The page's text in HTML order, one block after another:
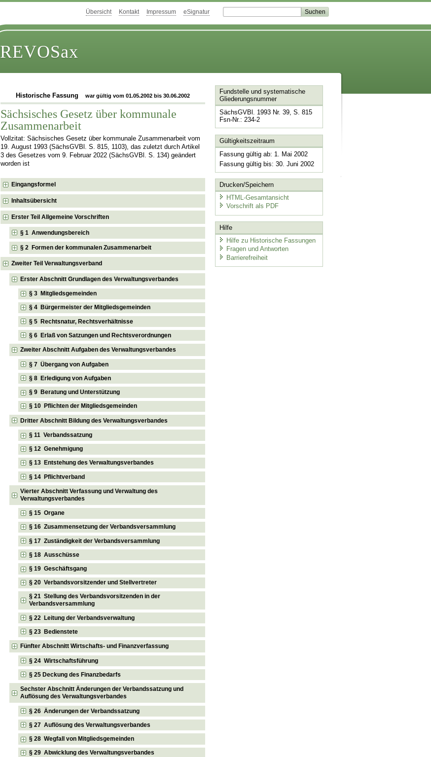
Übersicht Kontakt Impressum eSignatur
REVOSax
Historische Fassung war gültig vom 01.05.2002 bis 30.06.2002
Sächsisches Gesetz über kommunale
Zusammenarbeit
Vollzitat: Sächsisches Gesetz über kommunale Zusammenarbeit vom
19. August 1993 (SächsGVBl. S. 815, 1103), das zuletzt durch Artikel
3 des Gesetzes vom 9. Februar 2022 (SächsGVBl. S. 134) geändert
worden ist
Eingangsformel
Inhaltsübersicht
Erster Teil Allgemeine Vorschriften
§ 1 Anwendungsbereich
§ 2 Formen der kommunalen Zusammenarbeit
Zweiter Teil Verwaltungsverband
Erster Abschnitt Grundlagen des Verwaltungsverbandes
§ 3 Mitgliedsgemeinden
§ 4 Bürgermeister der Mitgliedsgemeinden
§ 5 Rechtsnatur, Rechtsverhältnisse
§ 6 Erlaß von Satzungen und Rechtsverordnungen
Zweiter Abschnitt Aufgaben des Verwaltungsverbandes
§ 7 Übergang von Aufgaben
§ 8 Erledigung von Aufgaben
§ 9 Beratung und Unterstützung
§ 10 Pflichten der Mitgliedsgemeinden
Dritter Abschnitt Bildung des Verwaltungsverbandes
§ 11 Verbandssatzung
§ 12 Genehmigung
§ 13 Entstehung des Verwaltungsverbandes
§ 14 Pflichtverband
Vierter Abschnitt Verfassung und Verwaltung des
Verwaltungsverbandes
§ 15 Organe
§ 16 Zusammensetzung der Verbandsversammlung
§ 17 Zuständigkeit der Verbandsversammlung
§ 18 Ausschüsse
§ 19 Geschäftsgang
§ 20 Verbandsvorsitzender und Stellvertreter
§ 21 Stellung des Verbandsvorsitzenden in der
Verbandsversammlung
§ 22 Leitung der Verbandsverwaltung
§ 23 Bedienstete
Fünfter Abschnitt Wirtschafts- und Finanzverfassung
§ 24 Wirtschaftsführung
§ 25 Deckung des Finanzbedarfs
Sechster Abschnitt Änderungen der Verbandssatzung und
Auflösung des Verwaltungsverbandes
§ 26 Änderungen der Verbandssatzung
§ 27 Auflösung des Verwaltungsverbandes
§ 28 Wegfall von Mitgliedsgemeinden
§ 29 Abwicklung des Verwaltungsverbandes
Fundstelle und systematische
Gliederungsnummer
SächsGVBl. 1993 Nr. 39, S. 815
Fsn-Nr.: 234-2
Gültigkeitszeitraum
Fassung gültig ab: 1. Mai 2002
Fassung gültig bis: 30. Juni 2002
Drucken/Speichern
HTML-Gesamtansicht
Vorschrift als PDF
Hilfe
Hilfe zu Historische Fassungen
Fragen und Antworten
Barrierefreiheit